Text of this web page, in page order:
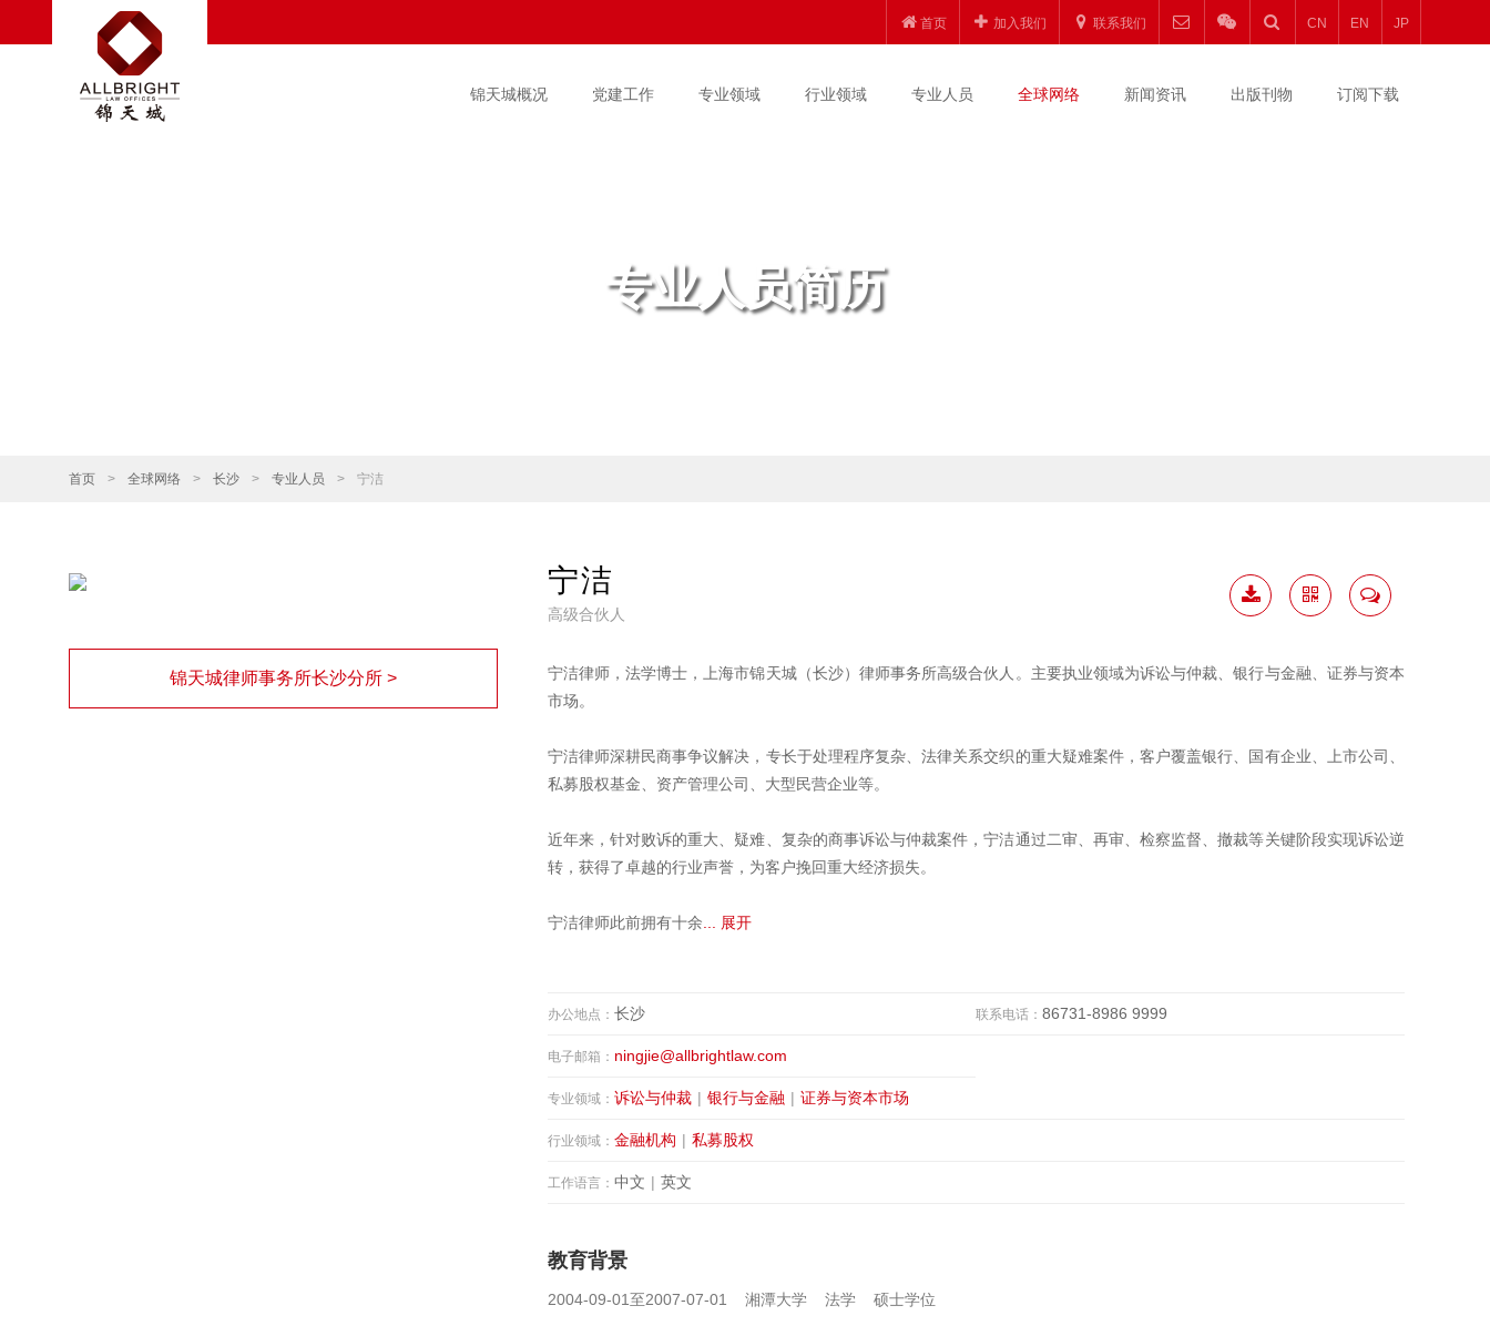
首页 加入我们 联系我们 CN EN JP
锦天城概况 党建工作 专业领域 行业领域 专业人员 全球网络 新闻资讯 出版刊物 订阅下载
专业人员简历
首页 > 全球网络 > 长沙 > 专业人员 > 宁洁
宁洁
高级合伙人
宁洁律师，法学博士，上海市锦天城（长沙）律师事务所高级合伙人。主要执业领域为诉讼与仲裁、银行与金融、证券与资本
市场。
宁洁律师深耕民商事争议解决，专长于处理程序复杂、法律关系交织的重大疑难案件，客户覆盖银行、国有企业、上市公司、
私募股权基金、资产管理公司、大型民营企业等。
近年来，针对败诉的重大、疑难、复杂的商事诉讼与仲裁案件，宁洁通过二审、再审、检察监督、撤裁等关键阶段实现诉讼逆
转，获得了卓越的行业声誉，为客户挽回重大经济损失。
宁洁律师此前拥有十余 ... 展开
办公地点： 长沙 联系电话：86731-8986 9999
电子邮箱： ningjie@allbrightlaw.com
专业领域： 诉讼与仲裁 | 银行与金融 | 证券与资本市场
行业领域： 金融机构 | 私募股权
工作语言： 中文 | 英文
教育背景
2004-09-01至2007-07-01 湘潭大学 法学 硕士学位
锦天城律师事务所长沙分所 >